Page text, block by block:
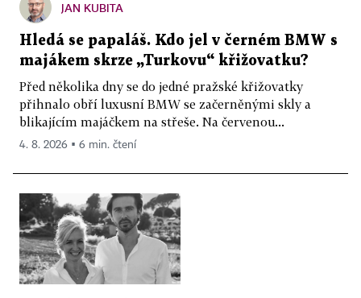
JAN KUBITA
Hledá se papaláš. Kdo jel v černém BMW s
majákem skrze „Turkovu“ křižovatku?
Před několika dny se do jedné pražské křižovatky
přihnalo obří luxusní BMW se začerněnými skly a
blikajícím majáčkem na střeše. Na červenou...
4. 8. 2026 ▪ 6 min. čtení